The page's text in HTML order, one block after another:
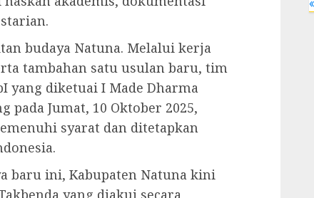
budaya Natuna. Melalui kerja
tambahan satu usulan baru, tim
yang diketuai I Made Dharma
pada Jumat, 10 Oktober 2025,
syarat dan ditetapkan
baru ini, Kabupaten Natuna kini